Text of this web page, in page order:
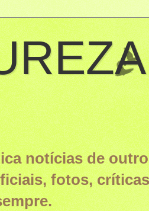
notícias de
fotos,